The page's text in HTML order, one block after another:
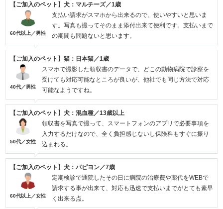
【ご加入のペット】犬：マルチーズ／1歳
60代以上／男性
支払い請求がスマホから出来るので、使いやすいと思いま
す。写真も撮ってそのまま添付出来て便利です。支払いまで
の期間も問題ないと思います。
【ご加入のペット】猫：日本猫／1歳
40代／男性
スマホで撮影した領収書のデータで、どこの動物病院で診察を
受けても対応可能なところが良いが、他社でも同じ方法で対応
可能なようですね。
【ご加入のペット】犬：混血種／13歳以上
50代／女性
領収書を写真で撮って、スマートフォンのアプリで必要事項を
入力するだけなので、全く負担感じないし保険料もすぐに振り
込まれる。
【ご加入のペット】犬：パピヨン／7歳
60代以上／女性
定期検診で通院したその日に病院の治療費や薬代をWEBで
請求する事が出来て、対応も迅速で支払いまでがとても素早
く出来る点。